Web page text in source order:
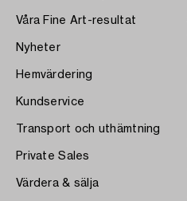
Våra Fine Art-resultat
Nyheter
Hemvärdering
Kundservice
Transport och uthämtning
Private Sales
Värdera & sälja